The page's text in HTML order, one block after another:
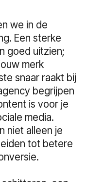
we in de
Een sterke
goed uitzien;
merk
snaar raakt bij
begrijpen
is voor je
media.
niet alleen je
tot betere